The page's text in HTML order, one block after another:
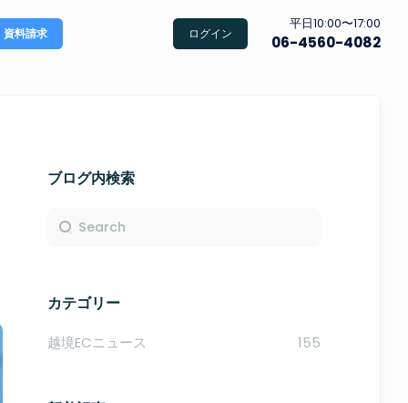
資料請求 ログイン
平日10:00〜17:00
06-4560-4082
ブログ内検索
カテゴリー
越境ECニュース 155